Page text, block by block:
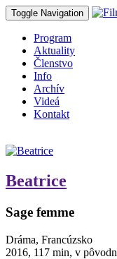
Toggle Navigation
Program
Aktuality
Členstvo
Info
Archív
Videá
Kontakt
Beatrice
Sage femme
Dráma, Francúzsko
2016, 117 min, v